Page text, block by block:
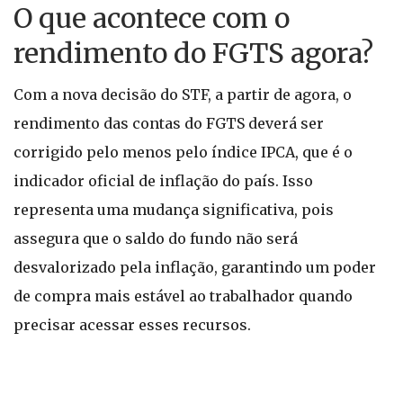
O que acontece com o
rendimento do FGTS agora?
Com a nova decisão do STF, a partir de agora, o
rendimento das contas do FGTS deverá ser
corrigido pelo menos pelo índice IPCA, que é o
indicador oficial de inflação do país. Isso
representa uma mudança significativa, pois
assegura que o saldo do fundo não será
desvalorizado pela inflação, garantindo um poder
de compra mais estável ao trabalhador quando
precisar acessar esses recursos.